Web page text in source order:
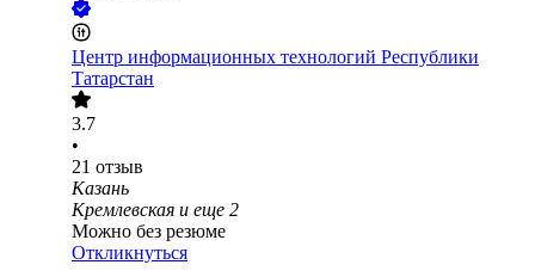
Центр информационных технологий Республики
Татарстан
3.7
•
21 отзыв
Казань
Кремлевская и еще 2
Можно без резюме
Откликнуться